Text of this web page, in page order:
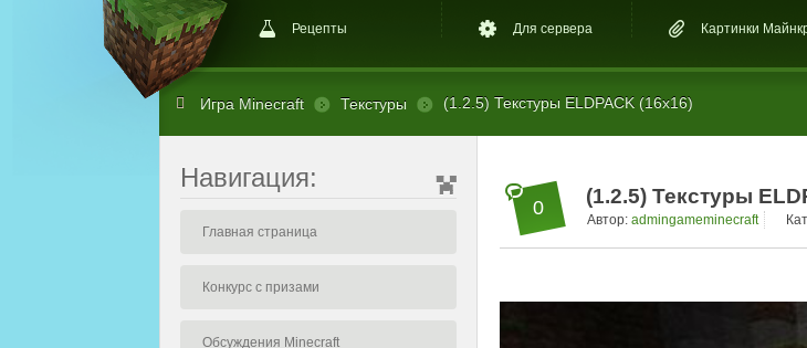
Рецепты Для сервера Картинки
Игра Minecraft Текстуры (1.2.5) Текстуры ELDPACK (16х16)
Навигация:
Главная страница
Конкурс с призами
Обсуждения Minecraft
0 (1.2.5) Текстуры
Автор: admingameminecraft